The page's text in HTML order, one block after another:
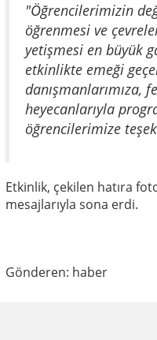
"Öğrencilerimizin
öğrenmesi ve
yetişmesi en büyük
etkinlikte emeği
danışmanlarımıza,
heyecanlarıyla
öğrencilerimize
Etkinlik, çekilen hatıra
mesajlarıyla sona erdi.
Gönderen: haber